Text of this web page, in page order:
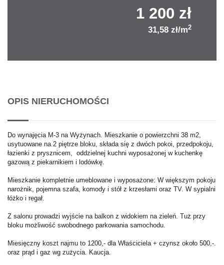
1 200 zł
31,58 zł/m2
OPIS NIERUCHOMOŚCI
Do wynajęcia M-3 na Wyżynach. Mieszkanie o powierzchni 38 m2,
usytuowane na 2 piętrze bloku, składa się z dwóch pokoi, przedpokoju,
łazienki z prysznicem, oddzielnej kuchni wyposażonej w kuchenkę
gazową z piekarnikiem i lodówkę.
Mieszkanie kompletnie umeblowane i wyposażone: W większym pokoju
narożnik, pojemna szafa, komody i stół z krzesłami oraz TV. W sypialni
łóżko i regał.
Z salonu prowadzi wyjście na balkon z widokiem na zieleń. Tuż przy
bloku możliwość swobodnego parkowania samochodu.
Miesięczny koszt najmu to 1200,- dla Właściciela + czynsz około 500,-.
oraz prąd i gaz wg zużycia. Kaucja.